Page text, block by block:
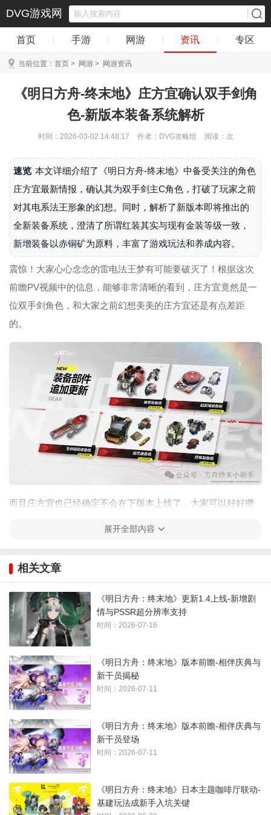
DVG游戏网
首页 手游 网游 资讯 专区
当前位置： 首页 > 网游 > 网游资讯
《明日方舟-终末地》庄方宜确认双手剑角
色-新版本装备系统解析
时间：2026-03-02 14:48:17 作者：DVG攻略组 阅读： 次
速览 本文详细介绍了《明日方舟-终末地》中备受关注的角色
庄方宜最新情报，确认其为双手剑主C角色，打破了玩家之前
对其电系法王形象的幻想。同时，解析了新版本即将推出的
全新装备系统，澄清了所谓红装其实与现有金装等级一致，
新增装备以赤铜矿为原料，丰富了游戏玩法和养成内容。
震惊！大家心心念念的雷电法王梦有可能要破灭了！根据这次
前瞻PV视频中的信息，能够非常清晰的看到，庄方宜竟然是一
位双手剑角色，和大家之前幻想美美的庄方宜还是有点差距
的。
而且庄方宜也已经确定不会在下版本上线了，大家可以好好攒
一、庄方宜确定为双手剑干员
庄方宜，作为终末地开服期间人气热度最高的角色之一，不少
玩家都期待着她的上线，而且从之前的任务剧情中，我们也能
发现，庄方宜大概率是以为电系大C，被不少玩家誉为雷电法
展开全部内容
相关文章
《明日方舟：终末地》更新1.4上线-新增剧
情与PSSR超分辨率支持
时间：2026-07-16
《明日方舟：终末地》版本前瞻-相伴庆典与
新干员揭秘
时间：2026-07-11
《明日方舟：终末地》版本前瞻-相伴庆典与
新干员登场
时间：2026-07-11
《明日方舟：终末地》日本主题咖啡厅联动-
基建玩法成新手入坑关键